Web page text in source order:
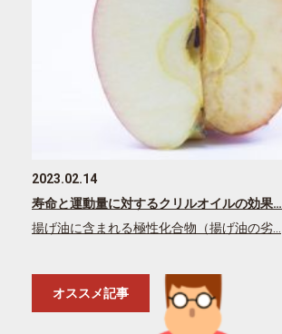
2023.02.14
寿命と運動量に対するクリルオイルの効果…
揚げ油に含まれる極性化合物（揚げ油の劣…
オススメ記事